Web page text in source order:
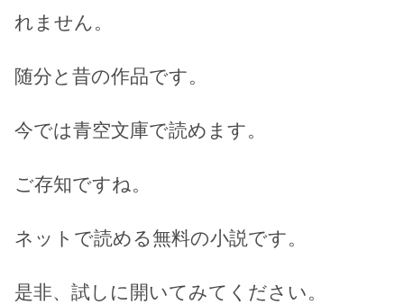
れません。
随分と昔の作品です。
今では青空文庫で読めます。
ご存知ですね。
ネットで読める無料の小説です。
是非、試しに開いてみてください。